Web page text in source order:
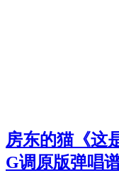
房东的猫《这
G调原版弹唱